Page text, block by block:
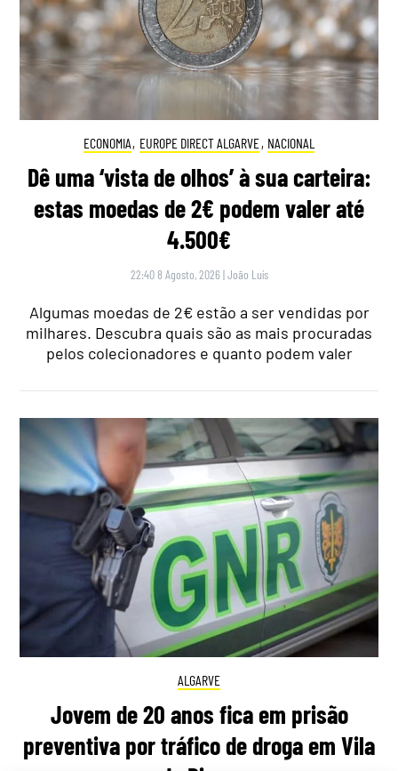
ECONOMIA, EUROPE DIRECT ALGARVE, NACIONAL
Dê uma ‘vista de olhos’ à sua carteira:
estas moedas de 2€ podem valer até
4.500€
22:40 8 Agosto, 2026 |João Luís
Algumas moedas de 2€ estão a ser vendidas por
milhares. Descubra quais são as mais procuradas
pelos colecionadores e quanto podem valer
ALGARVE
Jovem de 20 anos fica em prisão
preventiva por tráfico de droga em Vila